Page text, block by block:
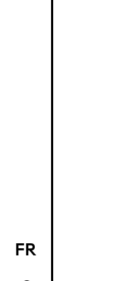
FR
EN